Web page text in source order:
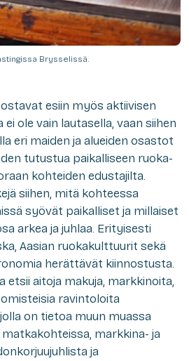
Brysselissä.
esiin myös aktiivisen
ole vain lautasella, vaan siihen
eri maiden ja alueiden osastot
tutustua paikalliseen ruoka-
kohteiden edustajilta.
siihen, mitä kohteessa
syövät paikalliset ja millaiset
arkea ja juhlaa. Erityisesti
Aasian ruokakulttuurit sekä
herättävät kiinnostusta.
etsii aitoja makuja, markkinoita,
ravintoloita
on tietoa muun muassa
markkina- ja
ja